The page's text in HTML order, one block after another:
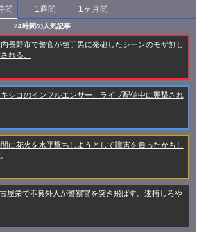
間 1週間 1ヶ月間
24時間の人気記事
内長野市で警官が包丁男に発砲したシーンのモザ無し
れる。
キシコのインフルエンサー、ライブ配信中に襲撃され
間に花火を水平撃ちしようとして障害を負ったかもし
古屋栄で不良外人が警察官を突き飛ばす。逮捕しろや